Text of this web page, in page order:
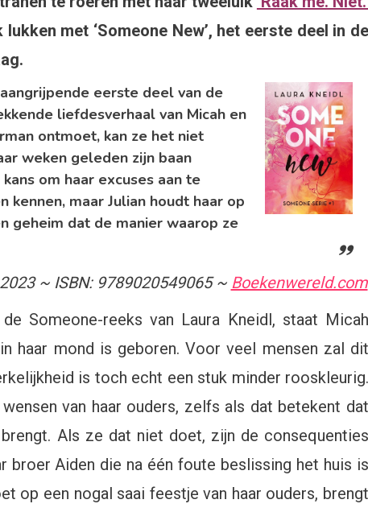
met ‘Someone New’, het eerste deel in de
eerste deel van de
liefdesverhaal van Micah en
ontmoet, kan ze het niet
weken geleden zijn baan
om haar excuses aan te
maar Julian houdt haar op
geheim dat de manier waarop ze
~ ISBN: 9789020549065 ~ Boekenwereld.com
Someone-reeks van Laura Kneidl, staat Micah
haar mond is geboren. Voor veel mensen zal dit
is toch echt een stuk minder rooskleurig.
van haar ouders, zelfs als dat betekent dat
Als ze dat niet doet, zijn de consequenties
Aiden die na één foute beslissing het huis is
op een nogal saai feestje van haar ouders, brengt